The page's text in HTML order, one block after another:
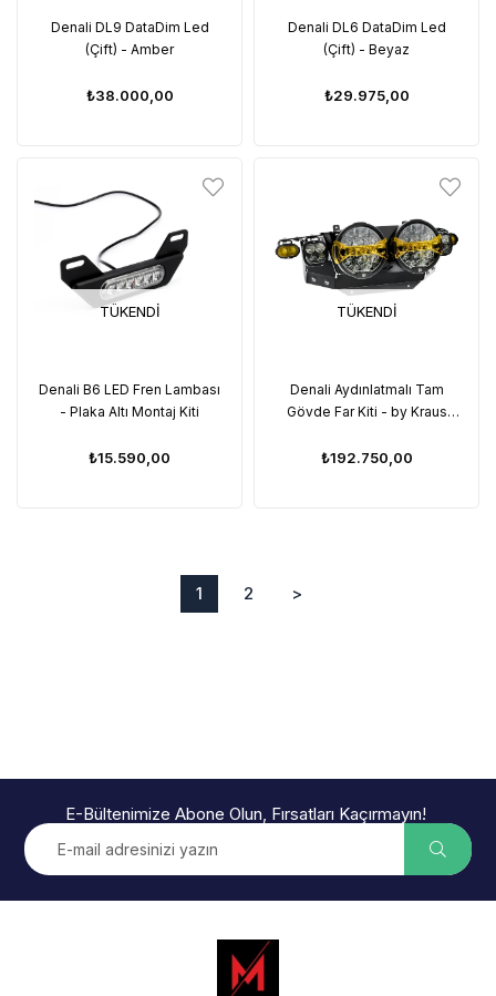
Denali DL9 DataDim Led
(Çift) - Amber
₺38.000,00
Denali DL6 DataDim Led
(Çift) - Beyaz
₺29.975,00
TÜKENDI
Denali B6 LED Fren Lambası
- Plaka Altı Montaj Kiti
₺15.590,00
TÜKENDI
Denali Aydınlatmalı Tam
Gövde Far Kiti - by Kraus
24-26 uyumlu)
₺192.750,00
1 2 >
E-Bültenimize Abone Olun, Fırsatları Kaçırmayın!